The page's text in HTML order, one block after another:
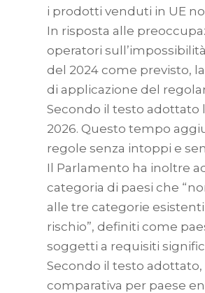
i prodotti venduti in UE
In risposta alle
operatori
del 2024 come previsto,
di applicazione del
Secondo il testo adottato
2026. Questo tempo
regole senza intoppi e
Il Parlamento ha inoltre
categoria di paesi che
alle tre categorie esistenti
rischio”, definiti come
soggetti a requisiti
Secondo il testo
comparativa per paese